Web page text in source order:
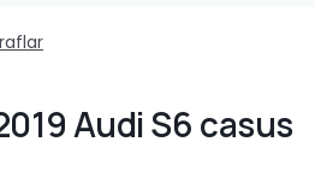
Audi S6 casus